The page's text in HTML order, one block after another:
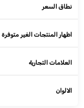
نطاق السعر
اظهار المنتجات الغير متوفرة
العلامات التجارية
الالوان